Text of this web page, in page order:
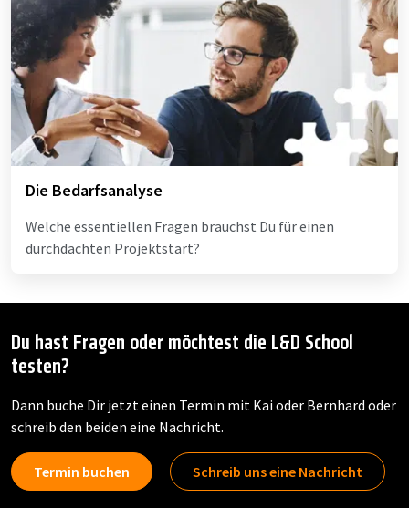
Die Bedarfsanalyse
Welche essentiellen Fragen brauchst Du für einen
durchdachten Projektstart?
Du hast Fragen oder möchtest die L&D School
testen?
Dann buche Dir jetzt einen Termin mit Kai oder Bernhard oder
schreib den beiden eine Nachricht.
Termin buchen Schreib uns eine Nachricht